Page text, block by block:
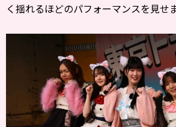
く揺れるほどのパフォーマンスを見せ